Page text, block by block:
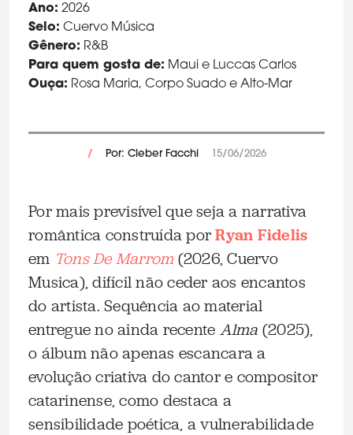
Ano: 2026
Selo: Cuervo Música
Gênero: R&B
Para quem gosta de: Maui e Luccas Carlos
Ouça: Rosa Maria, Corpo Suado e Alto-Mar
/ Por: Cleber Facchi 15/06/2026
Por mais previsível que seja a narrativa
romântica construída porRyan Fidelis
em Tons De Marrom (2026, Cuervo
Musica), difícil não ceder aos encantos
do artista. Sequência ao material
entregue no ainda recente Alma (2025),
o álbum não apenas escancara a
evolução criativa do cantor e compositor
catarinense, como destaca a
sensibilidade poética, a vulnerabilidade